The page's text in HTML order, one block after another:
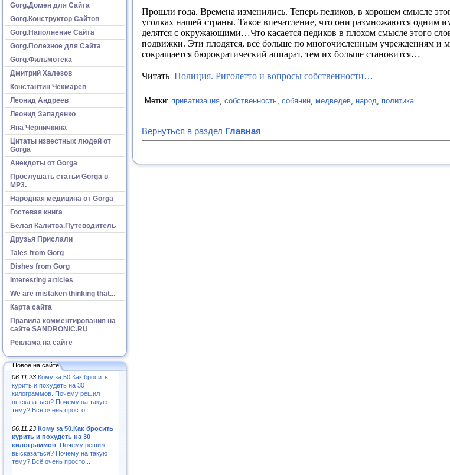
Gorg.Домен для Сайта
Gorg.Конструктор Сайтов
Gorg.Наполнение Сайта
Gorg.Полезное для Сайта
Gorg.Фильмотека
Дмитрий Халезов
Константин Чекмарёв
Леонид Андреев
Леонид Западенко
Яна Черничкина
Цитаты известных людей от
Gorga
Анекдоты от Gorga
Прослушать статьи Gorga в
МР3.
Народная медицина от Gorga
Гостевая книга
Белая Калитва.Путеводитель
Друзья Прислали
Tales from Gorg
Dishes from Gorg
Interesting articles
We are mistaken thinking that...
Карта сайта
Правила комментирования на
сайте SANDRONIC.RU
Реклама на сайте
Новое на сайте
06.11.23 Кому за 50.Как бросить
курить и похудеть на 30
килограммов. Почему решил
высказаться? Почему на такую
тему? Всё очень просто...
06.11.23 Кому за 50.Как бросить
курить и похудеть на 30
килограммов . Почему решил
высказаться? Почему на такую
тему? Всё очень просто...
Прошли года. Времена изменились. Теперь педиков, в хорошем смысле
уголках нашей страны. Такое впечатление, что они размножаются одним
делятся с окружающими…Что касается педиков в плохом смысле этого
подвижки. Эти плодятся, всё больше по многочисленным учреждениям и
сокращается бюрократический аппарат, тем их больше становится…
Читать Полиция. Риголетто и вопросы собственности…
Метки: приватизация, собственность, собянин, медведев, народ, политика
Вернуться в раздел Главная